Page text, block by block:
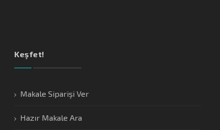
Keşfet!
Makale Siparişi Ver
Hazır Makale Ara